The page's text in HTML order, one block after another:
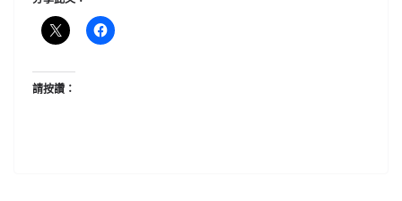
請按讚：